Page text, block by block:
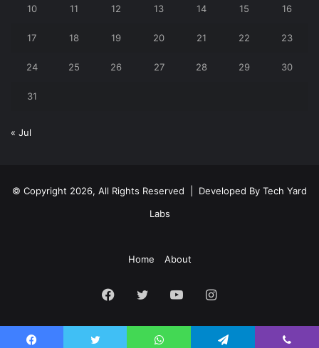
10 11 12 13 14 15 16
17 18 19 20 21 22 23
24 25 26 27 28 29 30
31
« Jul
© Copyright 2026, All Rights Reserved | Developed By Tech Yard
Labs
Home About
Facebook
Twitter YouTubeInstagram